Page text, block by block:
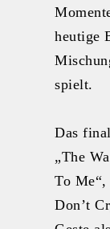
heutige
spielt.
Das
„The
To Me“,
Don’t